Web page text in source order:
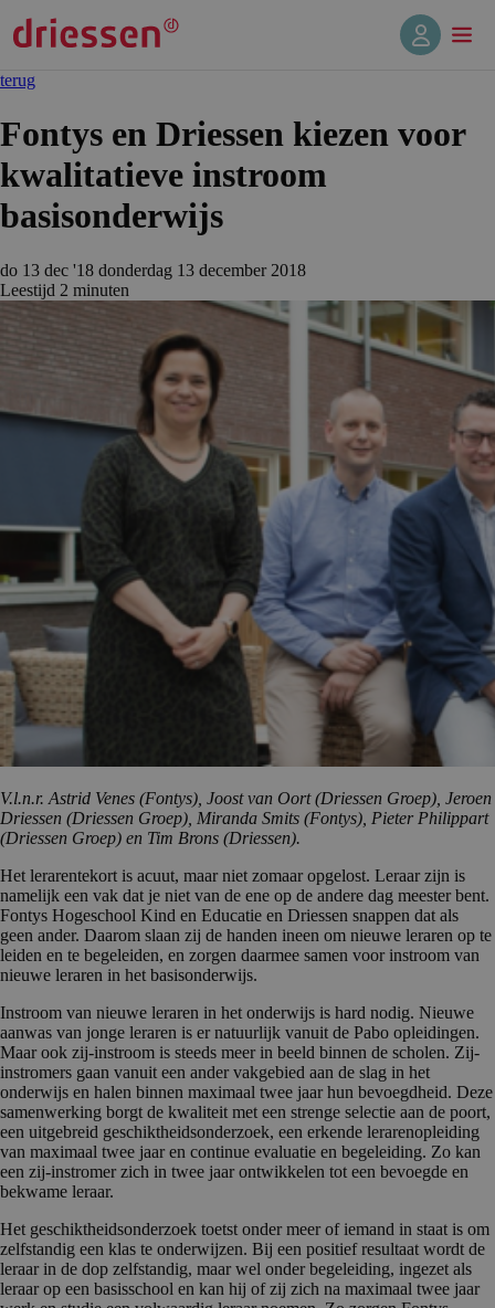
terug
Fontys en Driessen kiezen voor
kwalitatieve instroom
basisonderwijs
do 13 dec '18 donderdag 13 december 2018
Leestijd 2 minuten
V.l.n.r. Astrid Venes (Fontys), Joost van Oort (Driessen Groep), Jeroen
Driessen (Driessen Groep), Miranda Smits (Fontys), Pieter Philippart
(Driessen Groep) en Tim Brons (Driessen).
Het lerarentekort is acuut, maar niet zomaar opgelost. Leraar zijn is
namelijk een vak dat je niet van de ene op de andere dag meester bent.
Fontys Hogeschool Kind en Educatie en Driessen snappen dat als
geen ander. Daarom slaan zij de handen ineen om nieuwe leraren op te
leiden en te begeleiden, en zorgen daarmee samen voor instroom van
nieuwe leraren in het basisonderwijs.
Instroom van nieuwe leraren in het onderwijs is hard nodig. Nieuwe
aanwas van jonge leraren is er natuurlijk vanuit de Pabo opleidingen.
Maar ook zij-instroom is steeds meer in beeld binnen de scholen. Zij-
instromers gaan vanuit een ander vakgebied aan de slag in het
onderwijs en halen binnen maximaal twee jaar hun bevoegdheid. Deze
samenwerking borgt de kwaliteit met een strenge selectie aan de poort,
een uitgebreid geschiktheidsonderzoek, een erkende lerarenopleiding
van maximaal twee jaar en continue evaluatie en begeleiding. Zo kan
een zij-instromer zich in twee jaar ontwikkelen tot een bevoegde en
bekwame leraar.
Het geschiktheidsonderzoek toetst onder meer of iemand in staat is om
zelfstandig een klas te onderwijzen. Bij een positief resultaat wordt de
leraar in de dop zelfstandig, maar wel onder begeleiding, ingezet als
leraar op een basisschool en kan hij of zij zich na maximaal twee jaar